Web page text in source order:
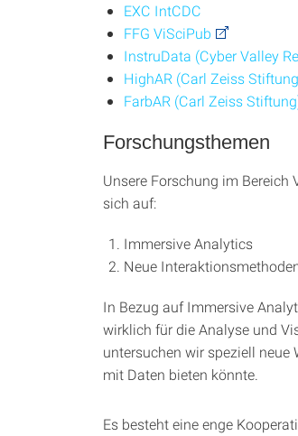
EXC IntCDC
FFG ViSciPub
InstruData (Cyber Valley
HighAR (Carl Zeiss
FarbAR (Carl Zeiss
Forschungsthemen
Unsere Forschung im Bereich
sich auf:
Immersive Analytics
Neue
In Bezug auf Immersive
wirklich für die Analyse und
untersuchen wir speziell neue
mit Daten bieten könnte.
Es besteht eine enge